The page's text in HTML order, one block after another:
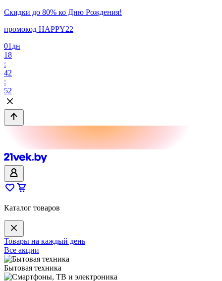
Скидки до 80% ко Дню Рождения!
промокод HAPPY22
01 дн
18
:
42
:
52
Каталог товаров
Товары на каждый день
Все акции
Бытовая техника